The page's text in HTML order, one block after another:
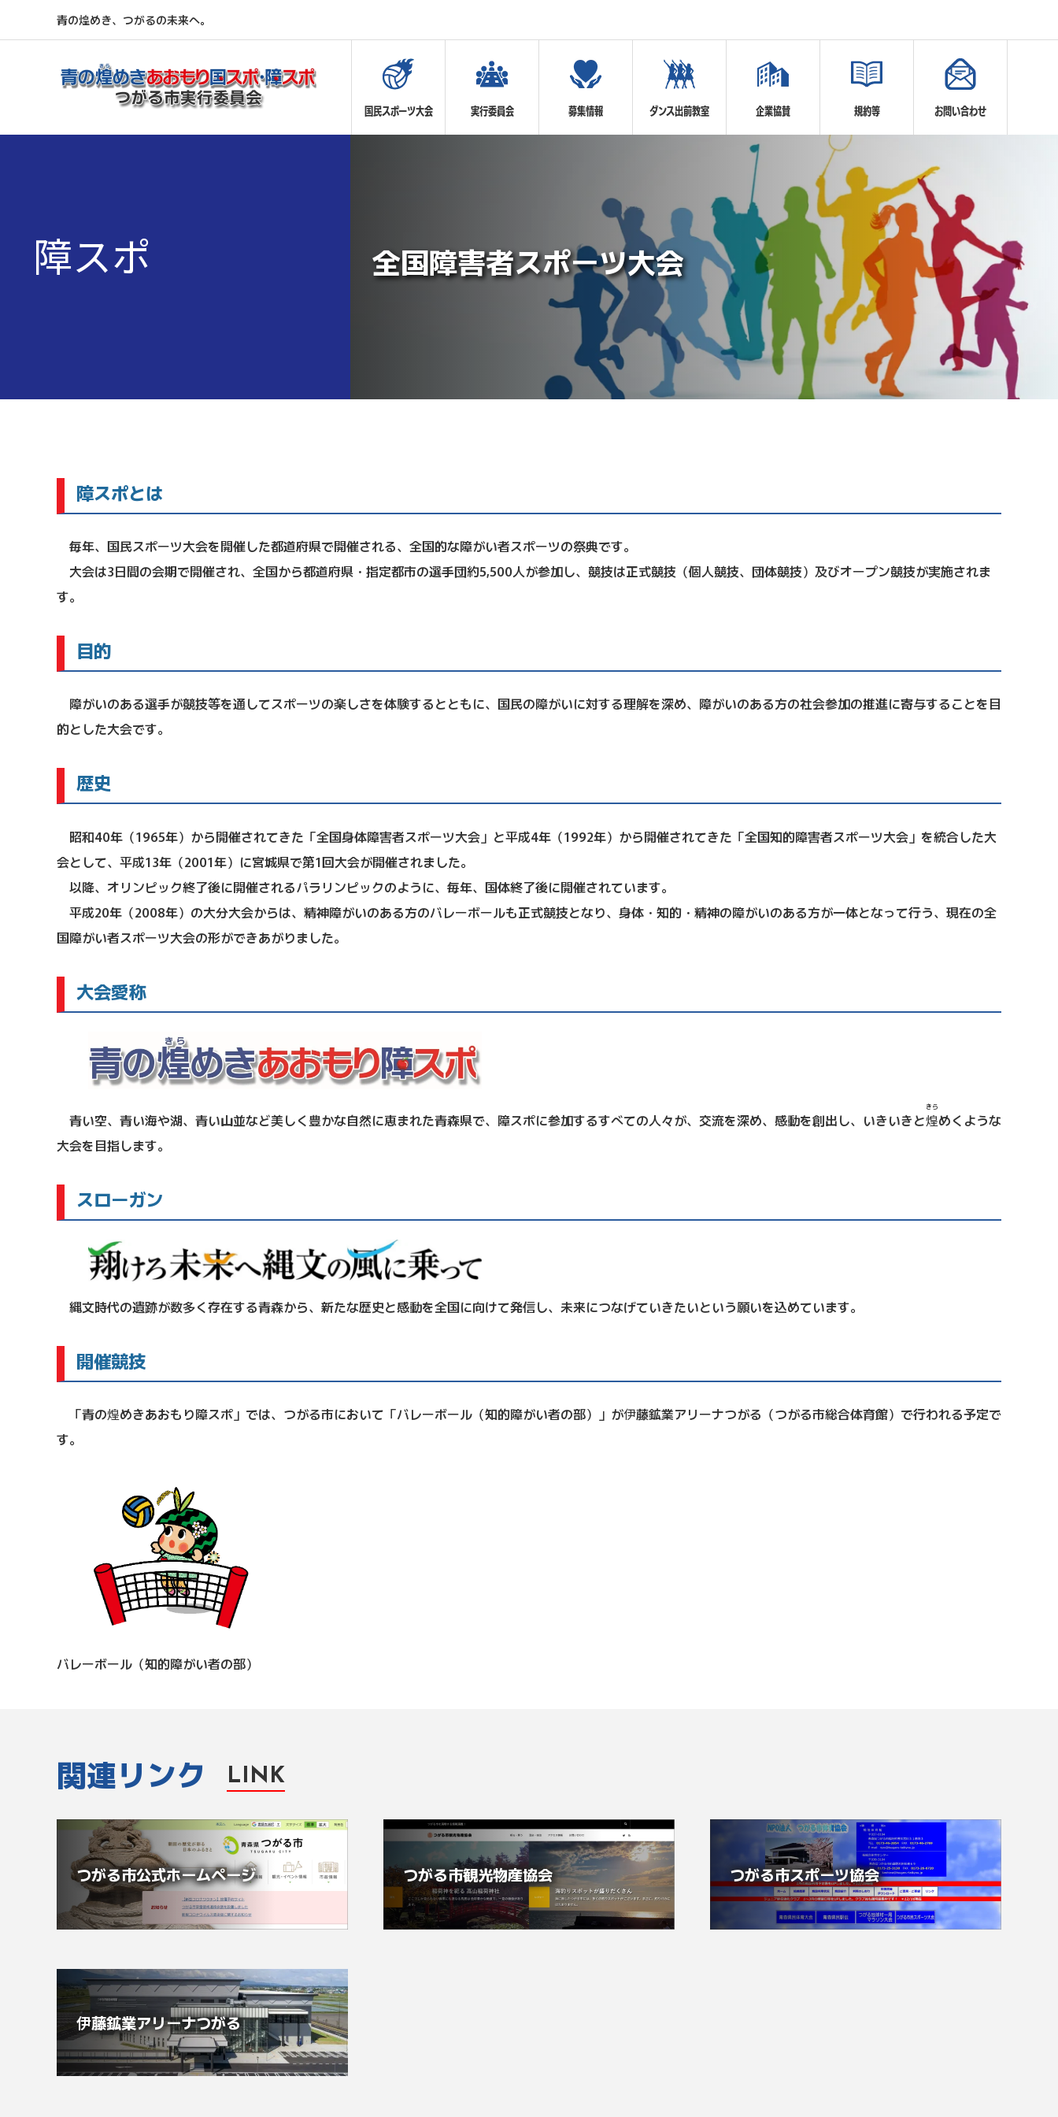
青の煌めき、つがるの未来へ。
国民スポーツ大会 実行委員会 募集情報 ダンス出前教室 企業協賛 規約等 お問い合わせ
障スポ 全国障害者スポーツ大会
障スポとは
毎年、国民スポーツ大会を開催した都道府県で開催される、全国的な障がい者スポーツの祭典です。
大会は3日間の会期で開催され、全国から都道府県・指定都市の選手団約5,500人が参加し、競技は正式競技（個人競技、団体競技）及びオープン競技が実施されま
す。
目的
障がいのある選手が競技等を通してスポーツの楽しさを体験するとともに、国民の障がいに対する理解を深め、障がいのある方の社会参加の推進に寄与することを目
的とした大会です。
歴史
昭和40年（1965年）から開催されてきた「全国身体障害者スポーツ大会」と平成4年（1992年）から開催されてきた「全国知的障害者スポーツ大会」を統合した大
会として、平成13年（2001年）に宮城県で第1回大会が開催されました。
以降、オリンピック終了後に開催されるパラリンピックのように、毎年、国体終了後に開催されています。
平成20年（2008年）の大分大会からは、精神障がいのある方のバレーボールも正式競技となり、身体・知的・精神の障がいのある方が一体となって行う、現在の全
国障がい者スポーツ大会の形ができあがりました。
大会愛称
青い空、青い海や湖、青い山並など美しく豊かな自然に恵まれた青森県で、障スポに参加するすべての人々が、交流を深め、感動を創出し、いきいきと煌
きら
めくような
大会を目指します。
スローガン
縄文時代の遺跡が数多く存在する青森から、新たな歴史と感動を全国に向けて発信し、未来につなげていきたいという願いを込めています。
開催競技
「青の煌めきあおもり障スポ」では、つがる市において「バレーボール（知的障がい者の部）」が伊藤鉱業アリーナつがる（つがる市総合体育館）で行われる予定で
す。
バレーボール（知的障がい者の部）
関連リンク LINK
つがる市公式ホームページ つがる市観光物産協会 つがる市スポーツ協会
伊藤鉱業アリーナつがる